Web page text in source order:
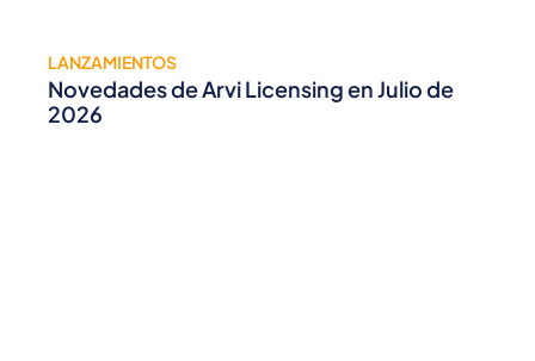
LANZAMIENTOS
Novedades de Arvi Licensing en Julio de
2026